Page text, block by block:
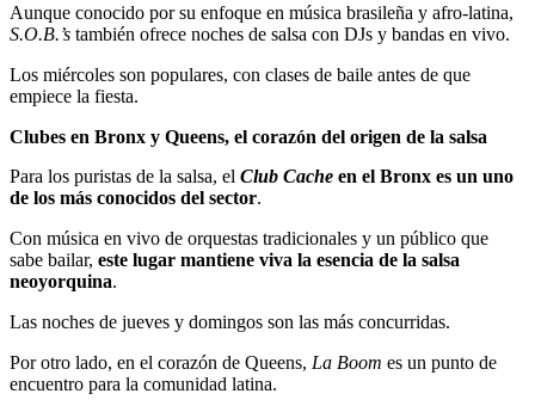
Aunque conocido por su enfoque en música brasileña y afro-latina,
S.O.B.’s también ofrece noches de salsa con DJs y bandas en vivo.
Los miércoles son populares, con clases de baile antes de que
empiece la fiesta.
Clubes en Bronx y Queens, el corazón del origen de la salsa
Para los puristas de la salsa, el Club Cache en el Bronx es un uno
de los más conocidos del sector.
Con música en vivo de orquestas tradicionales y un público que
sabe bailar, este lugar mantiene viva la esencia de la salsa
neoyorquina.
Las noches de jueves y domingos son las más concurridas.
Por otro lado, en el corazón de Queens, La Boom es un punto de
encuentro para la comunidad latina.